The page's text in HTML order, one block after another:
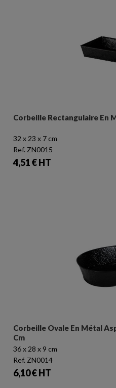
Corbeille Rectangulaire En
32 x 23 x 7 cm
Ref. ZN0015
Prix
4,51 € HT
Corbeille Ovale En Métal
Cm
36 x 28 x 9 cm
Ref. ZN0014
Prix
6,10 € HT